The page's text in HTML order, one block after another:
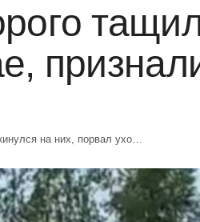
на них, порвал ухо…